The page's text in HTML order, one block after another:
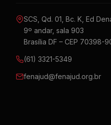
SCS, Qd. 01, Bc. K, Ed
9º andar, sala 903
Brasília DF – CEP 70398-
(61) 3321-5349
fenajud@fenajud.org.br